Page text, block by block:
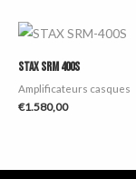
Stax SRM 400S
Amplificateurs casques
€1.580,00